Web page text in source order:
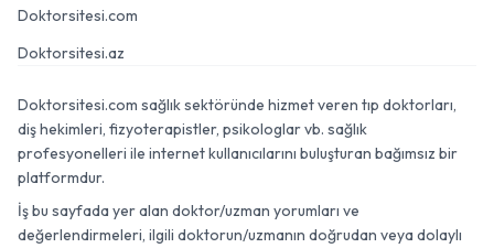
Doktorsitesi.com
Doktorsitesi.az
Doktorsitesi.com sağlık sektöründe hizmet veren tıp doktorları,
diş hekimleri, fizyoterapistler, psikologlar vb. sağlık
profesyonelleri ile internet kullanıcılarını buluşturan bağımsız bir
platformdur.
İş bu sayfada yer alan doktor/uzman yorumları ve
değerlendirmeleri, ilgili doktorun/uzmanın doğrudan veya dolaylı